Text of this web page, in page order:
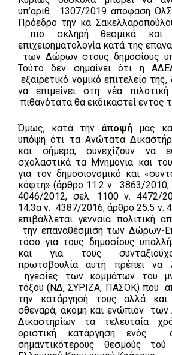
υπ’αριθ. 1307/2019 απόφαση
Πρόεδρο την κα
πιο σκληρή θεσμικά και
επιχειρηματολογία κατά της
των Δώρων στους δημοσίους
Τούτο δεν σημαίνει ότι η
εξαιρετικό νομικό επιτελείο
να επιμείνει στη νέα
πιθανότατα θα εκδικαστεί εντός
Όμως, κατά την άποψή μας
υπόψη ότι τα Ανώτατα
και σήμερα, συνεχίζουν να
σχολαστικά τα Μνημόνια και
για τον δημοσιονομικό και
κόφτη» (άρθρο 11.2 ν. 3863/2010,
4046/2012, σελ. 1100 ν. 4472/
14.3α ν. 4387/2016, άρθρο 25.5 ν.
επιβάλλεται γενναία πολιτική
την επαναθέσμιση των Δώρων-
τόσο για τους δημοσίους
και για τους
πρωτοβουλία αυτή πρέπει να
ηγεσίες των κομμάτων του
τόξου (ΝΔ, ΣΥΡΙΖΑ, ΠΑΣΟΚ) που
την κατάργησή τους αλλά και
σθεναρά, ακόμη και ενώπιον
Δικαστηρίων τα τελευταία
οριστική κατάργηση ενός
σημαντικότερους θεσμούς τού